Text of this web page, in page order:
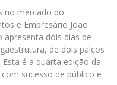
no mercado do
e Empresário João
apresenta dois dias de
de dois palcos
é a quarta edição da
sucesso de público e